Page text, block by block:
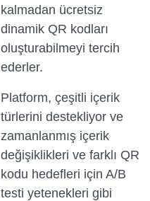
kalmadan ücretsiz
dinamik QR kodları
oluşturabilmeyi tercih
ederler.
Platform, çeşitli içerik
türlerini destekliyor ve
zamanlanmış içerik
değişiklikleri ve farklı QR
kodu hedefleri için A/B
testi yetenekleri gibi